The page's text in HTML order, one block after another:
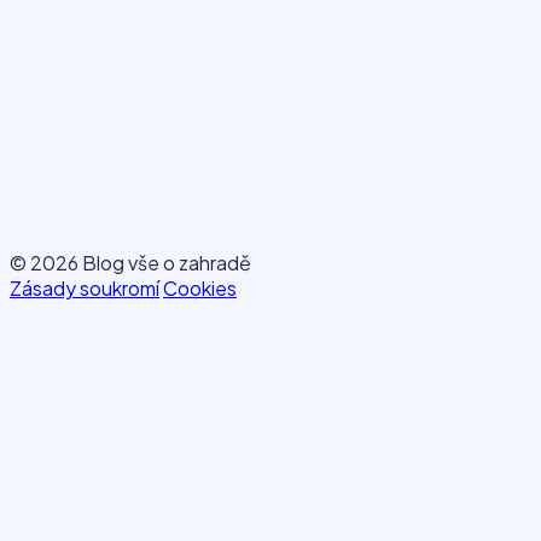
© 2026 Blog vše o zahradě
Zásady soukromíCookies